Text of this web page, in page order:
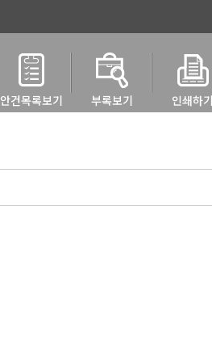
안건목록보기 부록보기 인쇄하기